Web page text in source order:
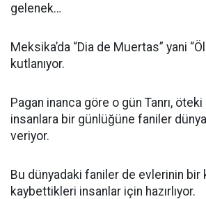
gelenek…
Meksika’da “Dia de Muertas” yani
kutlanıyor.
Pagan inanca göre o gün Tanrı,
insanlara bir günlüğüne faniler
veriyor.
Bu dünyadaki faniler de evlerinin bir
kaybettikleri insanlar için hazırlıyor.